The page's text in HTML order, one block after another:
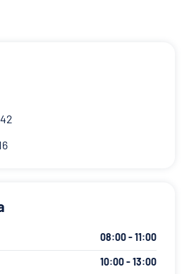
08:00 - 11:00
10:00 - 13:00